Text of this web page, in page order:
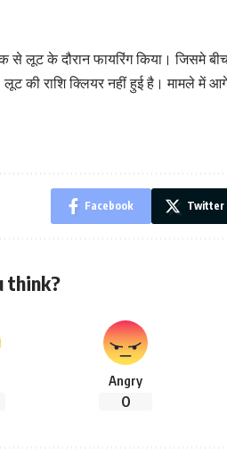
से लूट के दौरान फायरिंग किया। जिसमे
की राशि क्लियर नहीं हुई है। मामले में आगे
Facebook Twitter
think?
Angry
0